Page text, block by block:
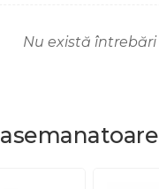
Nu există întrebări
asemanatoare